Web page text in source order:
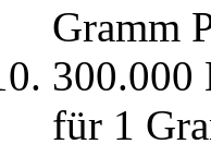
Gramm
300.000
für 1